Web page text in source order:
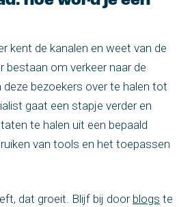
kent de kanalen en weet van de
bestaan om verkeer naar de
bezoekers over te halen tot
gaat een stapje verder en
te halen uit een bepaald
van tools en het toepassen
dat groeit. Blijf bij doorblogs te